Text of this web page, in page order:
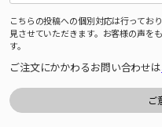
こちらの投稿への個別対応は行ってお
見させていただきます。お客様の声を
す。
ご注文にかかわるお問い合わせは